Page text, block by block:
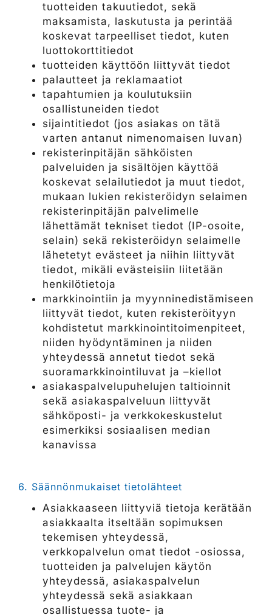
tuotteiden takuutiedot, sekä
maksamista, laskutusta ja perintää
koskevat tarpeelliset tiedot, kuten
luottokorttitiedot
tuotteiden käyttöön liittyvät tiedot
palautteet ja reklamaatiot
tapahtumien ja koulutuksiin
osallistuneiden tiedot
sijaintitiedot (jos asiakas on tätä
varten antanut nimenomaisen luvan)
rekisterinpitäjän sähköisten
palveluiden ja sisältöjen käyttöä
koskevat selailutiedot ja muut tiedot,
mukaan lukien rekisteröidyn selaimen
rekisterinpitäjän palvelimelle
lähettämät tekniset tiedot (IP-osoite,
selain) sekä rekisteröidyn selaimelle
lähetetyt evästeet ja niihin liittyvät
tiedot, mikäli evästeisiin liitetään
henkilötietoja
markkinointiin ja myynninedistämiseen
liittyvät tiedot, kuten rekisteröityyn
kohdistetut markkinointitoimenpiteet,
niiden hyödyntäminen ja niiden
yhteydessä annetut tiedot sekä
suoramarkkinointiluvat ja –kiellot
asiakaspalvelupuhelujen taltioinnit
sekä asiakaspalveluun liittyvät
sähköposti- ja verkkokeskustelut
esimerkiksi sosiaalisen median
kanavissa
6. Säännönmukaiset tietolähteet
Asiakkaaseen liittyviä tietoja kerätään
asiakkaalta itseltään sopimuksen
tekemisen yhteydessä,
verkkopalvelun omat tiedot -osiossa,
tuotteiden ja palvelujen käytön
yhteydessä, asiakaspalvelun
yhteydessä sekä asiakkaan
osallistuessa tuote- ja